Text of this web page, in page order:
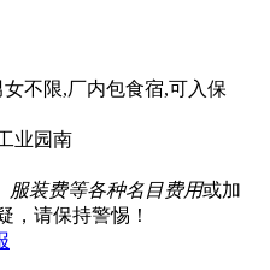
不限,厂内包食宿,可入保
业园南
服装费等各种名目费用或加
，请保持警惕！